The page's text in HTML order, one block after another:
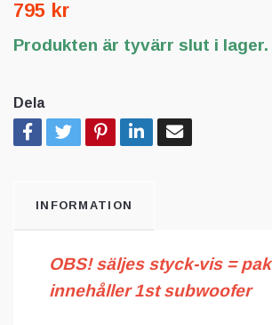
795 kr
Produkten är tyvärr slut i lager.
Dela
INFORMATION
OBS! säljes styck-vis =
innehåller 1st subwoofer